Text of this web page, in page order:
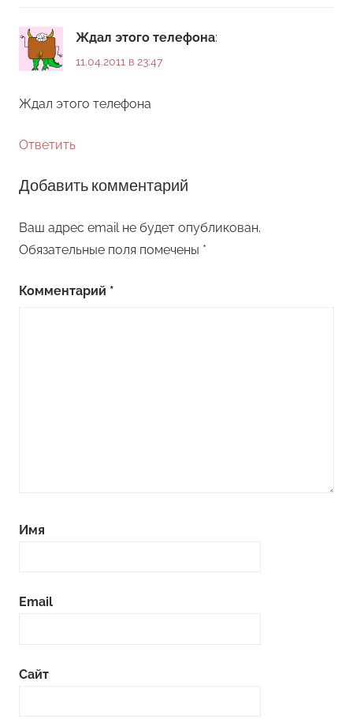
Ждал этого телефона:
11.04.2011 в 23:47
Ждал этого телефона
Ответить
Добавить комментарий
Ваш адрес email не будет опубликован.
Обязательные поля помечены *
Комментарий *
Имя
Email
Сайт